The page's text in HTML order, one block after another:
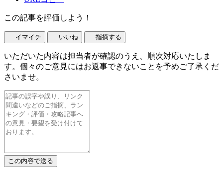
この記事を評価しよう！
イマイチ いいね 指摘する
いただいた内容は担当者が確認のうえ、順次対応いたしま
す。個々のご意見にはお返事できないことを予めご了承くだ
さいませ。